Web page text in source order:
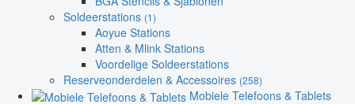
Soldeerstations (1)
Aoyue Stations
Atten & Mlink Stations
Voordelige Soldeerstations
Reserveonderdelen & Accessoires (258)
Mobiele Telefoons & Tablets